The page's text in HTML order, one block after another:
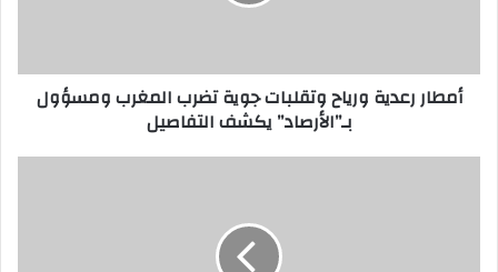
ر
أمطار رعدية ورياح وتقلبات جوية تضرب المغرب ومسؤول
بـ”الأرصاد” يكشف التفاصيل